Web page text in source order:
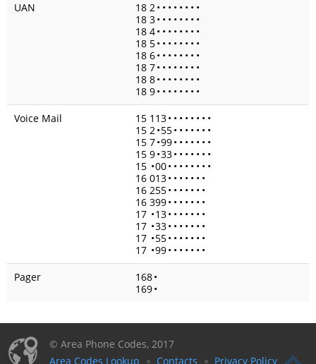
UAN
18 2• • • • • • • •
18 3• • • • • • • •
18 4• • • • • • • •
18 5• • • • • • • •
18 6• • • • • • • •
18 7• • • • • • • •
18 8• • • • • • • •
18 9• • • • • • • •
Voice Mail
15 113• • • • • • • •
15 2•55• • • • • • •
15 7•99• • • • • • •
15 9•33• • • • • • •
15 •00• • • • • • • •
16 013• • • • • • •
16 255• • • • • • •
16 399• • • • • • •
17 •13• • • • • • •
17 •33• • • • • • •
17 •55• • • • • • •
17 •99• • • • • • •
Pager
168•
169•
© Area Phone Codes, 2017
Area Codes Lookup
Contacts Privacy Policy